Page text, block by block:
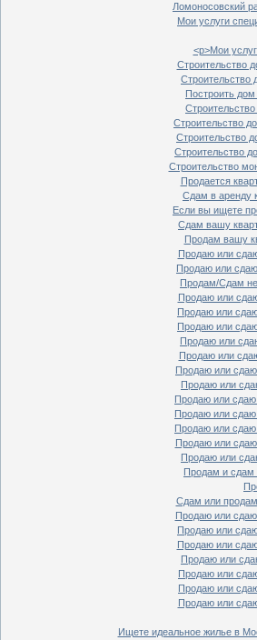
Ломоносовский
Мои услуги
<p>Мои
Строительство
Строительство
Построить
Строительство
Строительство
Строительство
Строительство
Продается
Сдам в аренду
Если вы ищете
Сдам вашу
Продам вашу
Продаю или
Продаю или
Продам/Сдам
Продаю или
Продаю или
Продаю или
Продаю или
Продаю или
Продаю или
Продаю или
Продаю или
Продаю или
Продаю или
Продаю или
Продаю или
Продам и сдам
Сдам или
Продаю или
Продаю или
Продаю или
Продаю или
Продаю или
Продаю или
Продаю или
Ищете идеальное жилье в